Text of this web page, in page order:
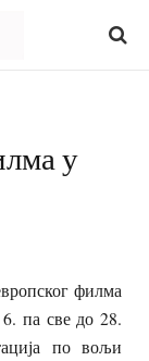
у
филма
па све до 28.
по вољи